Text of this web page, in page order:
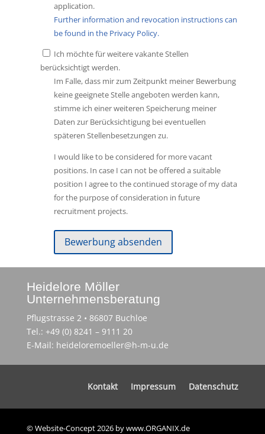
application.
Further information and revocation instructions can
be found in the Privacy Policy.
Ich möchte für weitere vakante Stellen
berücksichtigt werden.
Im Falle, dass mir zum Zeitpunkt meiner Bewerbung
keine geeignete Stelle angeboten werden kann,
stimme ich einer weiteren Speicherung meiner
Daten zur Berücksichtigung bei eventuellen
späteren Stellenbesetzungen zu.
I would like to be considered for more vacant
positions. In case I can not be offered a suitable
position I agree to the continued storage of my data
for the purpose of consideration in future
recruitment projects.
Heidelore Möller
Unternehmensberatung
Pflugstrasse 2 • 86807 Buchloe
Tel.: +49 (0) 8241 – 9111 20
E-Mail: heideloremoeller@h-m-u.de
Kontakt Impressum Datenschutz
© Website-Concept 2026 by www.ORGANIX.de